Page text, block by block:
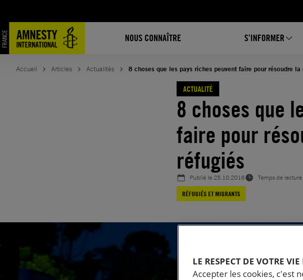
NOUS CONNAÎTRE S’INFORMER
contenu
Accueil Articles Actualités 8 choses que les pays riches peuvent faire pour résoudre
ACTUALITÉ
8 choses que
faire pour
réfugiés
Publié le25.10.2016
Temps de
RÉFUGIÉS ET MIGRANTS
LE RESPECT DE VOTRE
Accepter les cookies, c'est